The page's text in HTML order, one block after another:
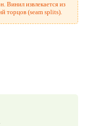
Винил извлекается из
торцов (seam splits).